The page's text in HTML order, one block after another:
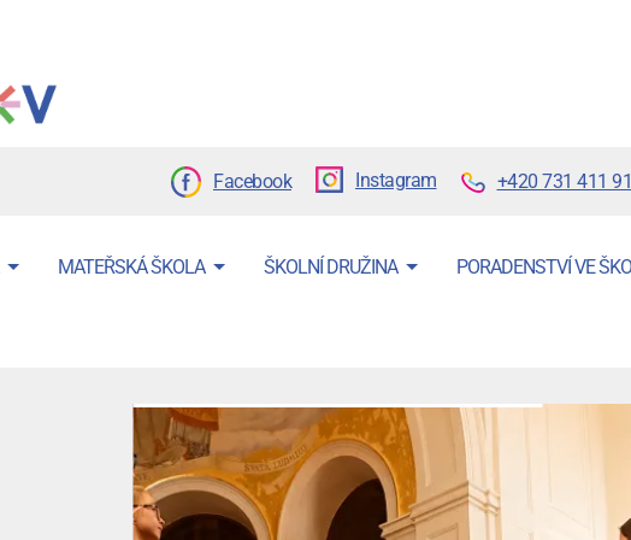
Facebook Instagram +420 731 411
MATEŘSKÁ ŠKOLA ŠKOLNÍ DRUŽINA PORADENSTVÍ VE